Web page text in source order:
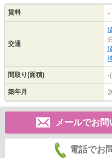
賃料 -
交通
間取り(面積) -
築年月
メールでお問
電話でお